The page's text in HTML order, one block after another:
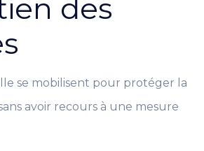
des
se mobilisent pour protéger la
avoir recours à une mesure